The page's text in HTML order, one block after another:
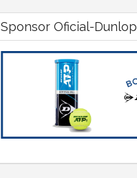
Sponsor Oficial-Dunlop